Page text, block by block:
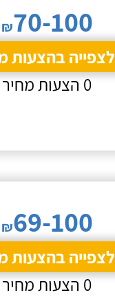
₪70-100
לצפייה בהצעות
0 הצעות מחיר
₪69-100
לצפייה בהצעות
0 הצעות מחיר